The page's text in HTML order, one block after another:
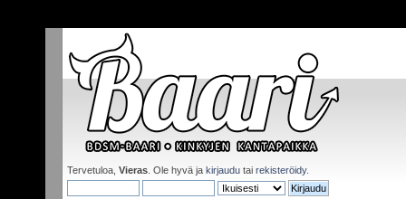
Tervetuloa, Vieras . Ole hyvä ja kirjaudu tai rekisteröidy.